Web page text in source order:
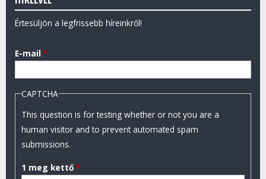
Értesüljön a legfrissebb híreinkről!
E-mail *
CAPTCHA
This question is for testing whether or not you are a
human visitor and to prevent automated spam
submissions.
1 meg kettő *